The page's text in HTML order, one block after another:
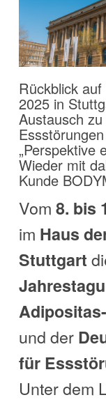
Rückblick
2025 in
Austausch
„Perspektive
Wieder mit
Kunde
Vom 8. bis
im Haus
Stuttgart
und der
für
Unter dem